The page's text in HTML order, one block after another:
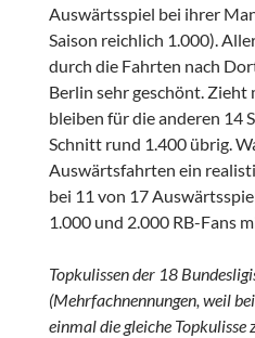
Auswärtsspiel bei ihrer
Saison reichlich 1.000).
durch die Fahrten nach
Berlin sehr geschönt. Zieht
bleiben für die anderen 14
Schnitt rund 1.400 übrig.
Auswärtsfahrten ein
bei 11 von 17
1.000 und 2.000 RB-Fans
Topkulissen der 18
(Mehrfachnennungen, weil
einmal die gleiche Topkulisse